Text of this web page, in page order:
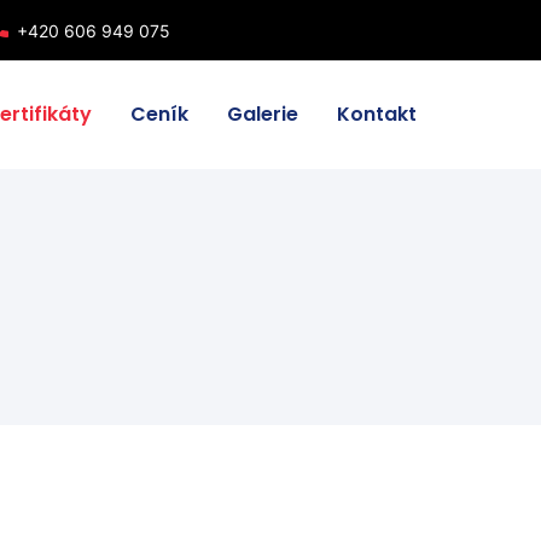
Ceník Galerie Kontakt
+420 606 949 075